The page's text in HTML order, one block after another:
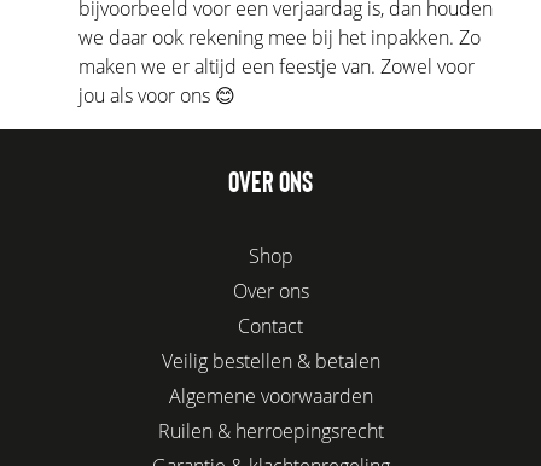
bijvoorbeeld voor een verjaardag is, dan houden
we daar ook rekening mee bij het inpakken. Zo
maken we er altijd een feestje van. Zowel voor
jou als voor ons 😊
OVER ONS
Shop
Over ons
Contact
Veilig bestellen & betalen
Algemene voorwaarden
Ruilen & herroepingsrecht